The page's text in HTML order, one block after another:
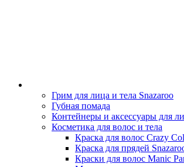
Грим для лица и тела Snazaroo
Губная помада
Контейнеры и аксессуары для
Косметика для волос и тела
Краска для волос Crazy
Краска для прядей
Краски для волос Manic